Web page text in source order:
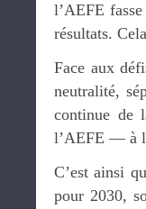
l’AEFE
résultats.
Face aux
neutralité,
continue de
l’AEFE — à
C’est ainsi
pour 2030,